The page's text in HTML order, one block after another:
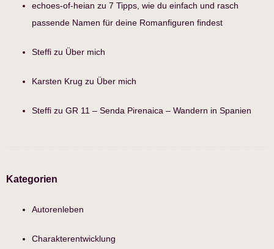
echoes-of-heian zu 7 Tipps, wie du einfach und rasch
passende Namen für deine Romanfiguren findest
Steffi zu Über mich
Karsten Krug zu Über mich
Steffi zu GR 11 – Senda Pirenaica – Wandern in Spanien
Kategorien
Autorenleben
Charakterentwicklung